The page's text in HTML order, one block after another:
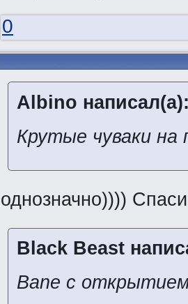
0
Albino
Крутые чуваки на
однозначно))))
Black Beast
Bane с